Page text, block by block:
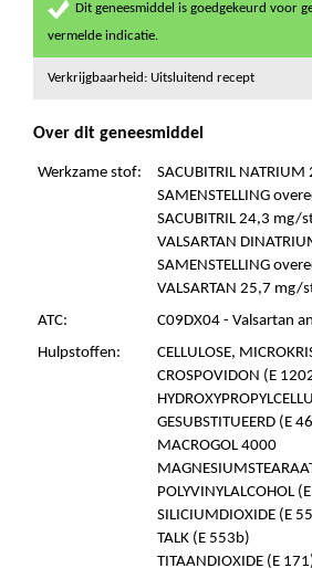
Dit geneesmiddel is goedgekeurd voor
vermelde indicatie.
Verkrijgbaarheid: Uitsluitend recept
Over dit geneesmiddel
Werkzame stof:
SACUBITRIL
SAMENSTELLING
SACUBITRIL 24,3 mg/
VALSARTAN
SAMENSTELLING
VALSARTAN 25,7 mg/
ATC:
C09DX04 - Valsartan
Hulpstoffen:
CELLULOSE,
CROSPOVIDON (E
GESUBSTITUEERD (E
MACROGOL 4000
POLYVINYLALCOHOL
SILICIUMDIOXIDE (E
TALK (E 553b)
TITAANDIOXIDE (E